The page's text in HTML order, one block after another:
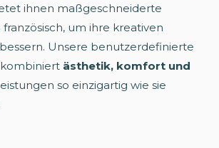
ihnen maßgeschneiderte
französisch, um ihre kreativen
Unsere benutzerdefinierte
ästhetik, komfort und
so einzigartig wie sie